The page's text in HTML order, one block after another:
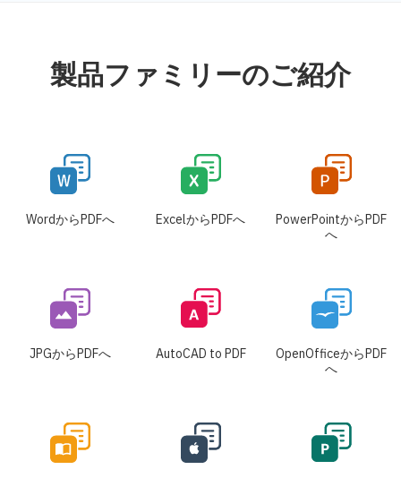
製品ファミリーのご紹介
WordからPDFへ ExcelからPDFへ
PowerPointからPDF
へ
JPGからPDFへ AutoCAD to PDF
OpenOfficeからPDF
へ